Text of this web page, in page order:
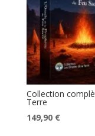
Collection
Terre
Le
149,90 €Le